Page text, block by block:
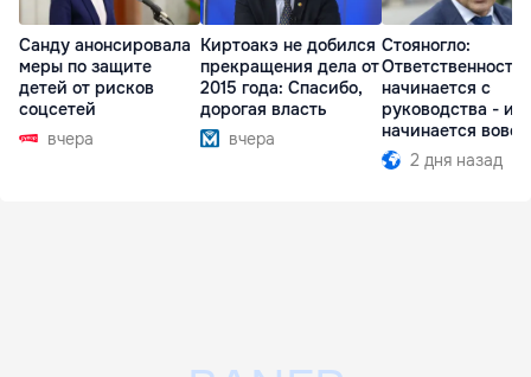
Санду анонсировала
меры по защите
детей от рисков
соцсетей
вчера
Киртоакэ не добился
прекращения дела от
2015 года: Спасибо,
дорогая власть
вчера
Стояногло:
Ответственность
начинается с
руководства -
начинается вовсе
2 дня назад